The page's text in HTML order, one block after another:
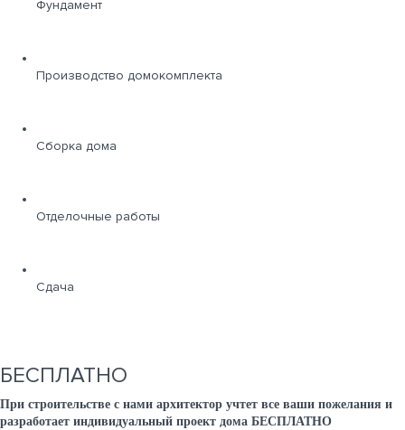
Фундамент
Производство домокомплекта
Сборка дома
Отделочные работы
Сдача
БЕСПЛАТНО
При строительстве с нами архитектор учтет все ваши пожелания и
разработает индивидуальный проект дома БЕСПЛАТНО